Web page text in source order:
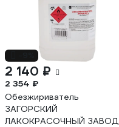
2 140 ₽
2 354 ₽
Обезжириватель
ЗАГОРСКИЙ
ЛАКОКРАСОЧНЫЙ ЗАВОД